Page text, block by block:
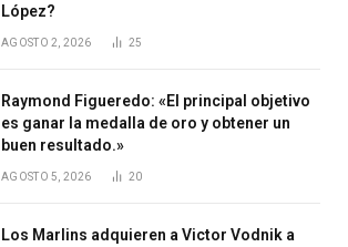
López?
AGOSTO 2, 2026 25
Raymond Figueredo: «El principal objetivo
es ganar la medalla de oro y obtener un
buen resultado.»
AGOSTO 5, 2026 20
Los Marlins adquieren a Victor Vodnik a